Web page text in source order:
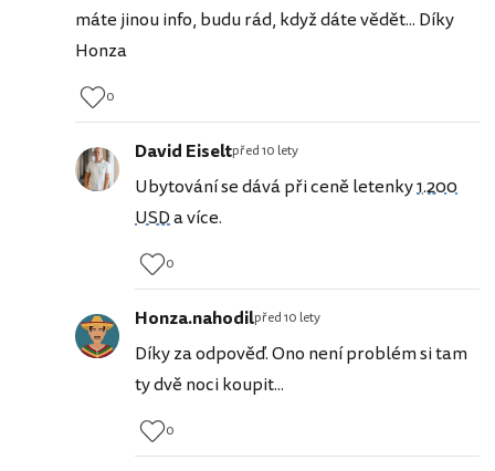
máte jinou info, budu rád, když dáte vědět... Díky
Honza
0
David Eiseltpřed 10 lety
Ubytování se dává při ceně letenky1.200
USDa více.
0
Honza.nahodilpřed 10 lety
Díky za odpověď. Ono není problém si tam
ty dvě noci koupit...
0